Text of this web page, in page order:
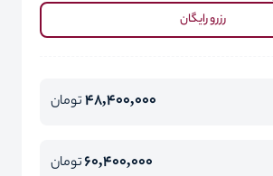
رزرو رایگان
48,400,000تومان
60,400,000تومان